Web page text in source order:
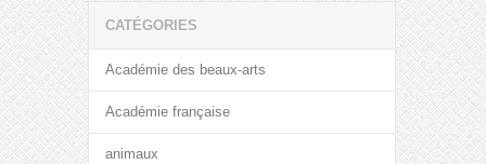
CATÉGORIES
Académie des beaux-arts
Académie française
animaux